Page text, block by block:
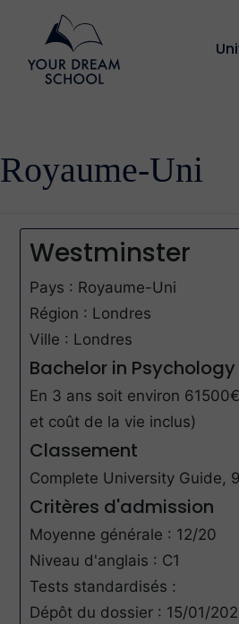
Royaume-Uni
Westminster
Pays : Royaume-Uni
Région : Londres
Ville : Londres
Bachelor in Psychology
En 3 ans soit environ
et coût de la vie inclus)
Classement
Complete University Guide,
Critères d'admission
Moyenne générale : 12/20
Niveau d'anglais : C1
Tests standardisés :
Dépôt du dossier : 15/01/